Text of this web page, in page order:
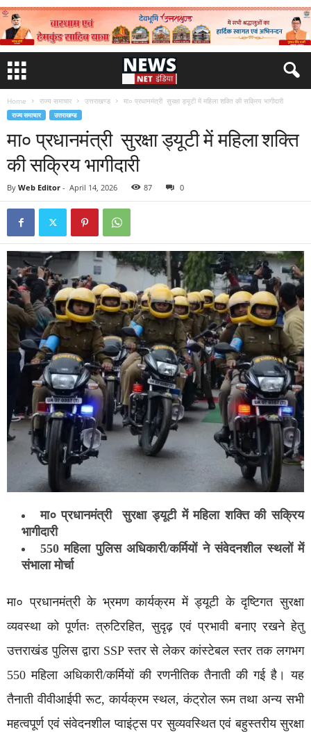
Home राज्य समाचार उत्तराखण्ड मा० प्रधानमंत्री सुरक्षा ड्यूटी में महिला शक्ति की सक्रिय भागीदारी
राज्य समाचार उत्तराखण्ड
मा० प्रधानमंत्री सुरक्षा ड्यूटी में महिला शक्ति
की सक्रिय भागीदारी
By Web Editor - April 14, 2026 87 0
मा० प्रधानमंत्री सुरक्षा ड्यूटी में महिला शक्ति की सक्रिय
भागीदारी
550 महिला पुलिस अधिकारी/कर्मियों ने संवेदनशील स्थलों में
संभाला मोर्चा
मा० प्रधानमंत्री के भ्रमण कार्यक्रम में ड्यूटी के दृष्टिगत सुरक्षा
व्यवस्था को पूर्णतः त्रुटिरहित, सुदृढ़ एवं प्रभावी बनाए रखने हेतु
उत्तराखंड पुलिस द्वारा SSP स्तर से लेकर कांस्टेबल स्तर तक लगभग
550 महिला अधिकारी/कर्मियों की रणनीतिक तैनाती की गई है। यह
तैनाती वीवीआईपी रूट, कार्यक्रम स्थल, कंट्रोल रूम तथा अन्य सभी
महत्वपूर्ण एवं संवेदनशील प्वाइंट्स पर सुव्यवस्थित एवं बहुस्तरीय सुरक्षा